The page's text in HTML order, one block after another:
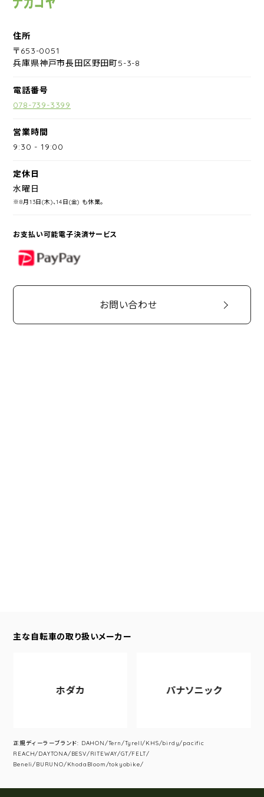
住所
〒653-0051
兵庫県神戸市長田区野田町5-3-8
電話番号
078-739-3399
営業時間
9:30 -19:00
定休日
水曜日
※8月13日(木)、14日(金) も休業。
お支払い可能電子決済サービス
PayPay
お問い合わせ
主な自転車の取り扱いメーカー
ホダカ パナソニック
正規ディーラーブランド: DAHON/Tern/Tyrell/KHS/birdy/pacific
REACH/DAYTONA/BESV/RITEWAY/GT/FELT/
Beneli/BURUNO/KhodaBloom/tokyobike/